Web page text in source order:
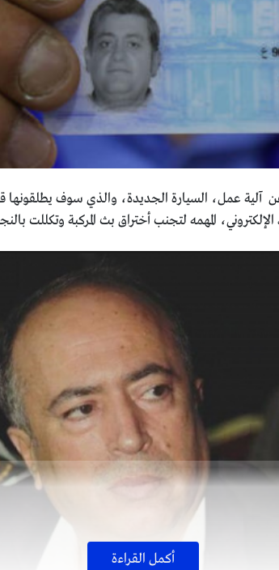
آلية عمل، السيارة الجديدة، والذي سوف يطلقونها
المهمه لتجنب أختراق بث المركبة وتكللت
أكمل القراءة